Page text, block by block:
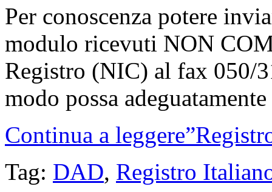
Per conoscenza potere
modulo ricevuti NON
Registro (NIC) al fax 050/
modo possa
Continua a
Tag: DAD, Registro